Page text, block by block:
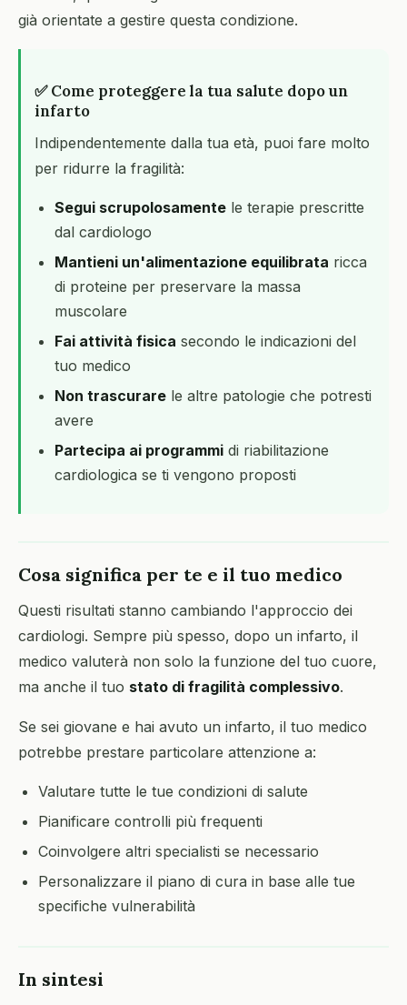
già orientate a gestire questa condizione.
✅ Come proteggere la tua salute dopo un
infarto
Indipendentemente dalla tua età, puoi fare molto
per ridurre la fragilità:
Segui scrupolosamente le terapie prescritte
dal cardiologo
Mantieni un'alimentazione equilibrata ricca
di proteine per preservare la massa
muscolare
Fai attività fisica secondo le indicazioni del
tuo medico
Non trascurare le altre patologie che potresti
avere
Partecipa ai programmi di riabilitazione
cardiologica se ti vengono proposti
Cosa significa per te e il tuo medico
Questi risultati stanno cambiando l'approccio dei
cardiologi. Sempre più spesso, dopo un infarto, il
medico valuterà non solo la funzione del tuo cuore,
ma anche il tuo stato di fragilità complessivo.
Se sei giovane e hai avuto un infarto, il tuo medico
potrebbe prestare particolare attenzione a:
Valutare tutte le tue condizioni di salute
Pianificare controlli più frequenti
Coinvolgere altri specialisti se necessario
Personalizzare il piano di cura in base alle tue
specifiche vulnerabilità
In sintesi